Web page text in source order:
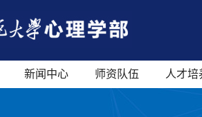
新闻中心 师资队伍 人才培